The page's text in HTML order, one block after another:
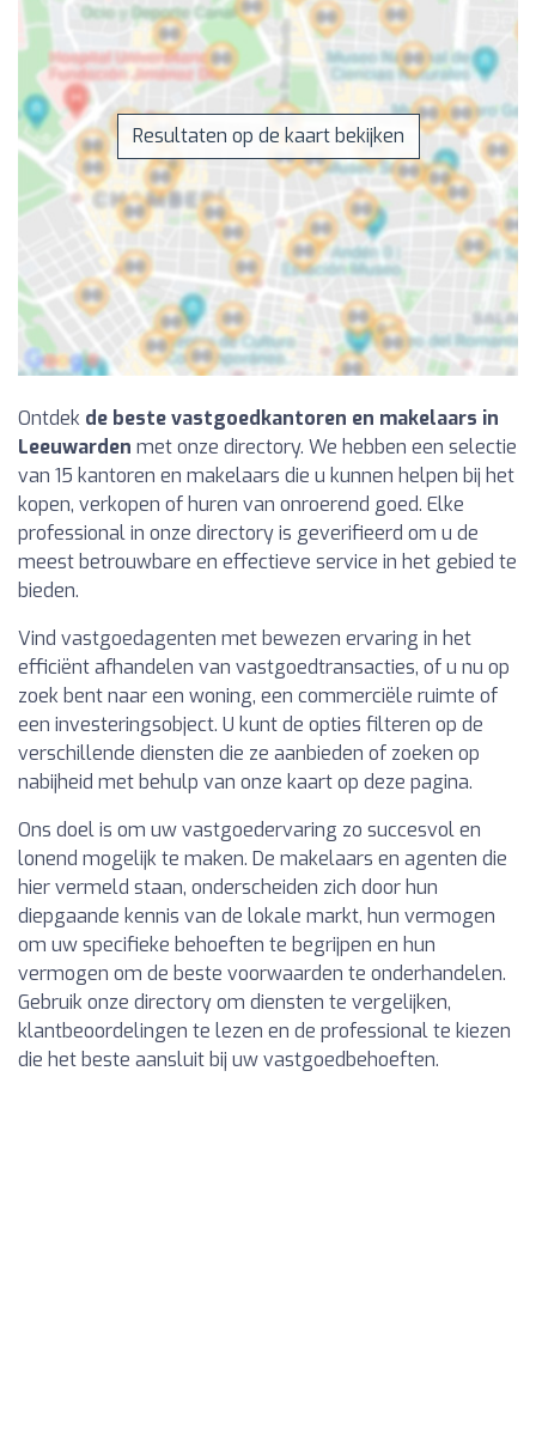
Resultaten op de kaart bekijken
Ontdek de beste vastgoedkantoren en makelaars in
Leeuwarden met onze directory. We hebben een selectie
van 15 kantoren en makelaars die u kunnen helpen bij het
kopen, verkopen of huren van onroerend goed. Elke
professional in onze directory is geverifieerd om u de
meest betrouwbare en effectieve service in het gebied te
bieden.
Vind vastgoedagenten met bewezen ervaring in het
efficiënt afhandelen van vastgoedtransacties, of u nu op
zoek bent naar een woning, een commerciële ruimte of
een investeringsobject. U kunt de opties filteren op de
verschillende diensten die ze aanbieden of zoeken op
nabijheid met behulp van onze kaart op deze pagina.
Ons doel is om uw vastgoedervaring zo succesvol en
lonend mogelijk te maken. De makelaars en agenten die
hier vermeld staan, onderscheiden zich door hun
diepgaande kennis van de lokale markt, hun vermogen
om uw specifieke behoeften te begrijpen en hun
vermogen om de beste voorwaarden te onderhandelen.
Gebruik onze directory om diensten te vergelijken,
klantbeoordelingen te lezen en de professional te kiezen
die het beste aansluit bij uw vastgoedbehoeften.